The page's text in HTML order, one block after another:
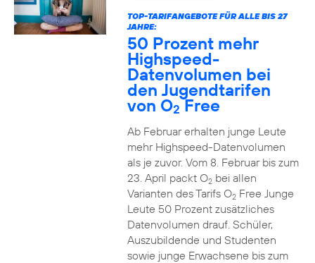
TOP-TARIFANGEBOTE FÜR ALLE BIS 27
JAHRE:
50 Prozent mehr
Highspeed-
Datenvolumen bei
den Jugendtarifen
von O2Free
Ab Februar erhalten junge Leute
mehr Highspeed-Datenvolumen
als je zuvor. Vom 8. Februar bis zum
23. April packt O2bei allen
Varianten des Tarifs O2Free Junge
Leute 50 Prozent zusätzliches
Datenvolumen drauf. Schüler,
Auszubildende und Studenten
sowie junge Erwachsene bis zum